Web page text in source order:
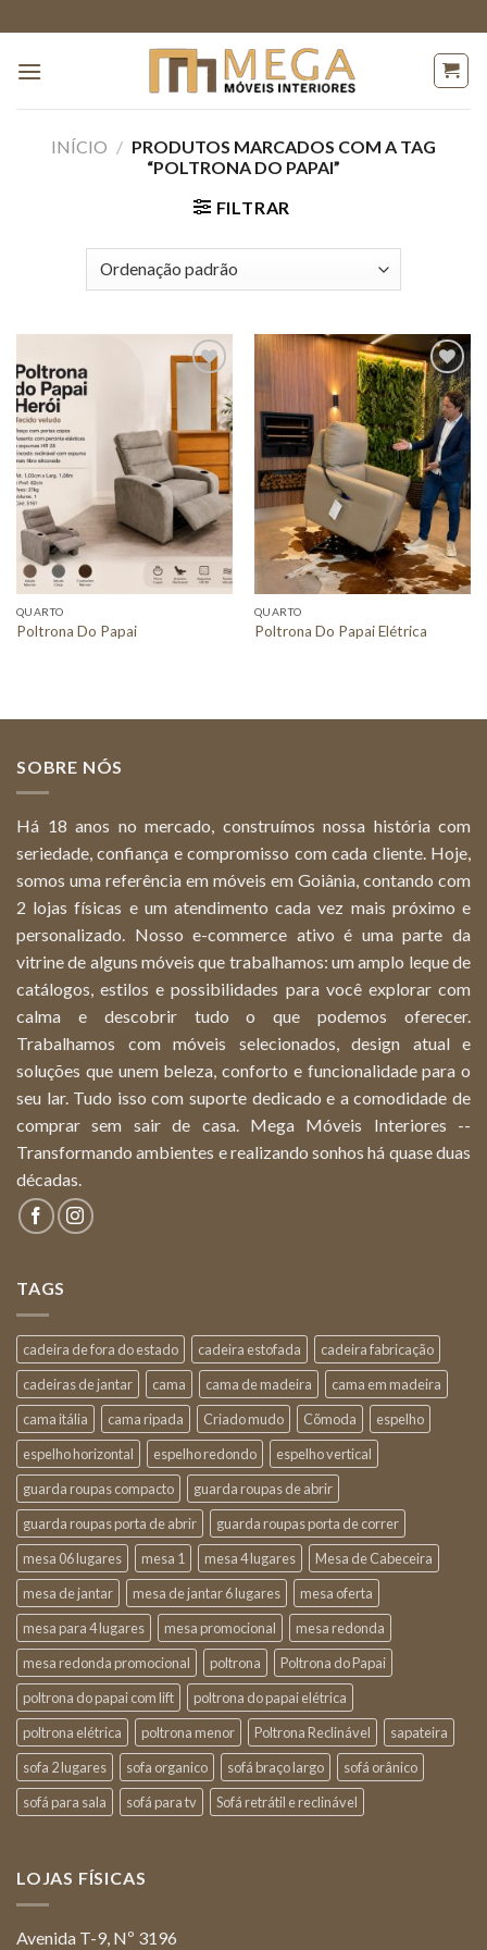
to
content
INÍCIO / PRODUTOS MARCADOS COM A TAG
“POLTRONA DO PAPAI”
FILTRAR
a lista de
desejos
QUARTO
Poltrona Do Papai
Adicionar
a lista de
desejos
QUARTO
Poltrona Do Papai Elétrica
SOBRE NÓS
Há 18 anos no mercado, construímos nossa história com
seriedade, confiança e compromisso com cada cliente. Hoje,
somos uma referência em móveis em Goiânia, contando com
2 lojas físicas e um atendimento cada vez mais próximo e
personalizado. Nosso e-commerce ativo é uma parte da
vitrine de alguns móveis que trabalhamos: um amplo leque de
catálogos, estilos e possibilidades para você explorar com
calma e descobrir tudo o que podemos oferecer.
Trabalhamos com móveis selecionados, design atual e
soluções que unem beleza, conforto e funcionalidade para o
seu lar. Tudo isso com suporte dedicado e a comodidade de
comprar sem sair de casa. Mega Móveis Interiores --
Transformando ambientes e realizando sonhos há quase duas
décadas.
TAGS
cadeira de fora do estado cadeira estofada
cadeira fabricação
cadeiras de jantar
cama cama de madeira
cama em madeira
cama itália
cama ripada Criado mudo Cõmoda
espelho
espelho horizontal
espelho redondo
espelho vertical
guarda roupas compacto
guarda roupas de abrir
guarda roupas porta de abrir
guarda roupas porta de correr
mesa 06 lugares
mesa 1 mesa 4 lugares
Mesa de Cabeceira
mesa de jantar
mesa de jantar 6 lugares
mesa oferta
mesa para 4 lugares
mesa promocional
mesa redonda
mesa redonda promocional
poltrona
Poltrona do Papai
poltrona do papai com lift
poltrona do papai elétrica
poltrona elétrica
poltrona menor Poltrona Reclinável
sapateira
sofa 2 lugares
sofa organico sofá braço largo
sofá orânico
sofá para sala
sofá para tv Sofá retrátil e reclinável
LOJAS FÍSICAS
Avenida T-9, Nº 3196